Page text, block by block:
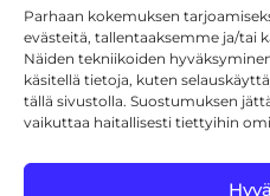
Parhaan kokemuksen
evästeitä, tallentaaksemme ja/tai
Näiden tekniikoiden
käsitellä tietoja, kuten
tällä sivustolla. Suostumuksen
vaikuttaa haitallisesti tiettyihin
Oma tili
Maksutavat
Toimitustavat
Usein kysytyt kysymykset
+358 44 270 3795
asiakaspalvelu@toolcat.fi